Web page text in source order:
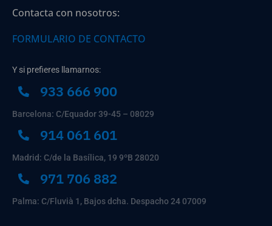
Contacta con nosotros:
FORMULARIO DE CONTACTO
Y si prefieres llamarnos:
933 666 900
Barcelona: C/Equador 39-45 – 08029
914 061 601
Madrid: C/de la Basílica, 19 9ºB 28020
971 706 882
Palma: C/Fluvià 1, Bajos dcha. Despacho 24 07009